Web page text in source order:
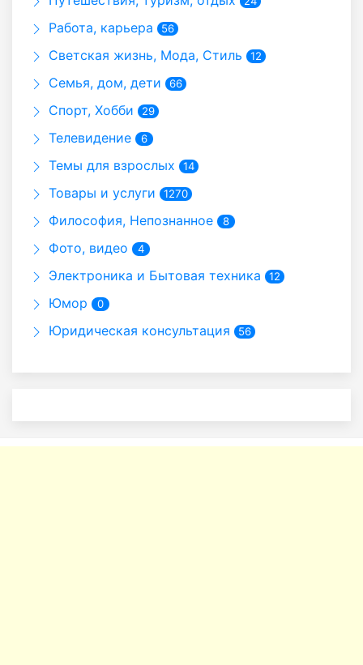
Работа, карьера 56
Светская жизнь, Мода, Стиль 12
Семья, дом, дети 66
Спорт, Хобби 29
Телевидение 6
Темы для взрослых 14
Товары и услуги 1270
Философия, Непознанное 8
Фото, видео 4
Электроника и Бытовая техника 12
Юмор 0
Юридическая консультация 56